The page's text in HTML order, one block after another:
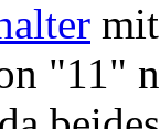
"11"